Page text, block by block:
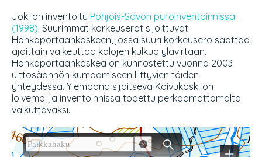
Joki on inventoitu Pohjois-Savon puroinventoinnissa
(1998). Suurimmat korkeuserot sijoittuvat
Honkaportaankoskeen, jossa suuri korkeusero saattaa
ajoittain vaikeuttaa kalojen kulkua ylävirtaan.
Honkaportaankoskea on kunnostettu vuonna 2003
uittosäännön kumoamiseen liittyvien töiden
yhteydessä. Ylempänä sijaitseva Koivukoski on
loivempi ja inventoinnissa todettu perkaamattomalta
vaikuttavaksi.